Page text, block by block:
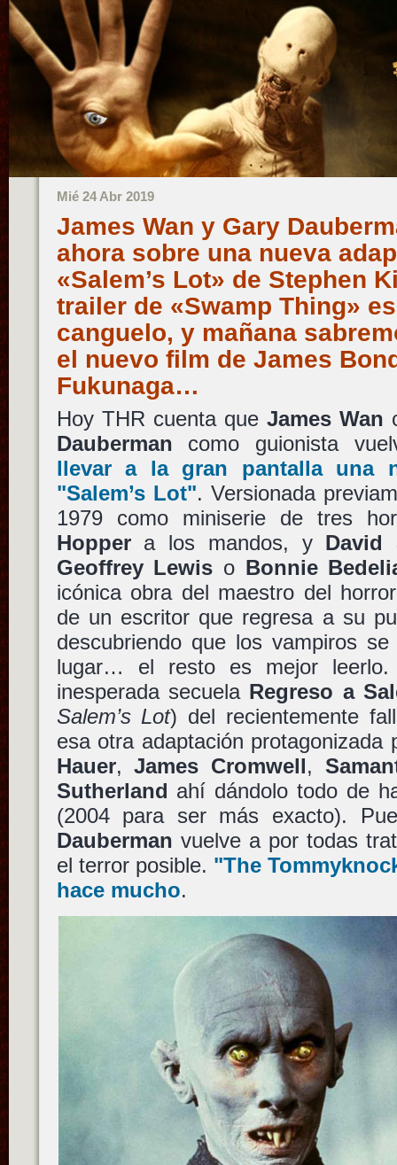
Mié 24 Abr 2019
James Wan y Gary
ahora sobre una nueva
«Salem’s Lot» de Stephen
trailer de «Swamp Thing»
canguelo, y mañana
el nuevo film de James
Fukunaga…
Hoy THR cuenta que James Wan
Dauberman como guionista
llevar a la gran pantalla una
"Salem’s Lot". Versionada
1979 como miniserie de tres
Hoppera los mandos, y David
Geoffrey Lewis o Bonnie
icónica obra del maestro del
de un escritor que regresa a su
descubriendo que los vampiros
lugar… el resto es mejor
inesperada secuela Regreso a
Salem’s Lot) del recientemente
esa otra adaptación protagonizada
Hauer,James Cromwell,
Sutherland ahí dándolo todo de
(2004 para ser más exacto).
Dauberman vuelve a por todas
el terror posible. "The
hace mucho.